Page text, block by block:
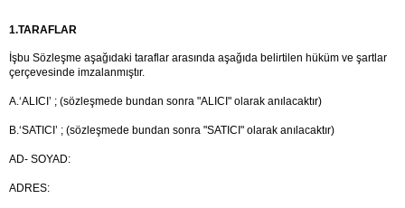
1.TARAFLAR
İşbu Sözleşme aşağıdaki taraflar arasında aşağıda belirtilen hüküm ve şartlar
çerçevesinde imzalanmıştır.
A.‘ALICI’ ; (sözleşmede bundan sonra "ALICI" olarak anılacaktır)
B.‘SATICI’ ; (sözleşmede bundan sonra "SATICI" olarak anılacaktır)
AD- SOYAD:
ADRES: